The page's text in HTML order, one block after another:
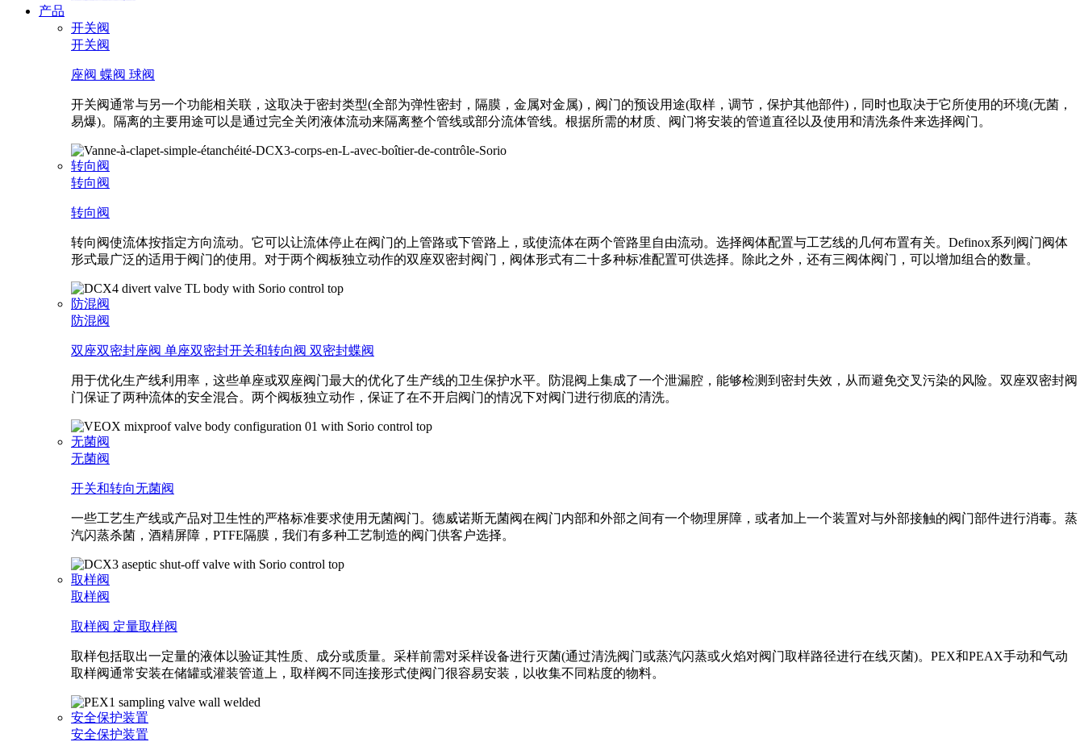
产品
开关阀
开关阀
座阀 蝶阀 球阀
开关阀通常与另一个功能相关联，这取决于密封类型(全部为弹性密封，隔膜，金属对金属)，阀门的预设用途(取样，调节，保护其他部件)，同时也取决于它所使用的环境(无菌，
易爆)。隔离的主要用途可以是通过完全关闭液体流动来隔离整个管线或部分流体管线。根据所需的材质、阀门将安装的管道直径以及使用和清洗条件来选择阀门。
转向阀
转向阀
转向阀
转向阀使流体按指定方向流动。它可以让流体停止在阀门的上管路或下管路上，或使流体在两个管路里自由流动。选择阀体配置与工艺线的几何布置有关。Definox系列阀门阀体
形式最广泛的适用于阀门的使用。对于两个阀板独立动作的双座双密封阀门，阀体形式有二十多种标准配置可供选择。除此之外，还有三阀体阀门，可以增加组合的数量。
防混阀
防混阀
双座双密封座阀 单座双密封开关和转向阀 双密封蝶阀
用于优化生产线利用率，这些单座或双座阀门最大的优化了生产线的卫生保护水平。防混阀上集成了一个泄漏腔，能够检测到密封失效，从而避免交叉污染的风险。双座双密封阀
门保证了两种流体的安全混合。两个阀板独立动作，保证了在不开启阀门的情况下对阀门进行彻底的清洗。
无菌阀
无菌阀
开关和转向无菌阀
一些工艺生产线或产品对卫生性的严格标准要求使用无菌阀门。德威诺斯无菌阀在阀门内部和外部之间有一个物理屏障，或者加上一个装置对与外部接触的阀门部件进行消毒。蒸
汽闪蒸杀菌，酒精屏障，PTFE隔膜，我们有多种工艺制造的阀门供客户选择。
取样阀
取样阀
取样阀 定量取样阀
取样包括取出一定量的液体以验证其性质、成分或质量。采样前需对采样设备进行灭菌(通过清洗阀门或蒸汽闪蒸或火焰对阀门取样路径进行在线灭菌)。PEX和PEAX手动和气动
取样阀通常安装在储罐或灌装管道上，取样阀不同连接形式使阀门很容易安装，以收集不同粘度的物料。
安全保护装置
安全保护装置